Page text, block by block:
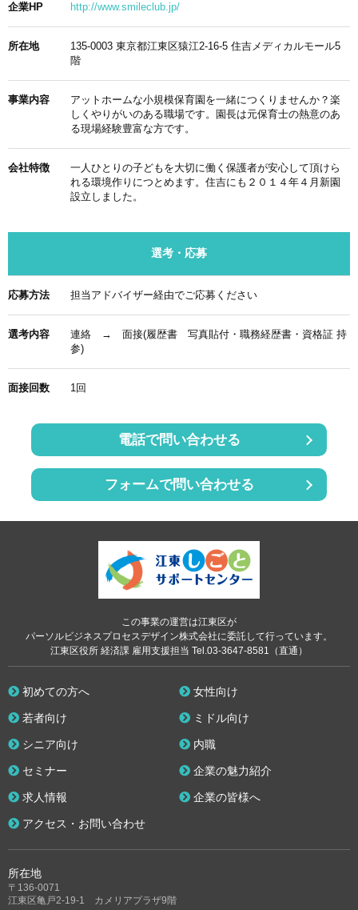
企業HP http://www.smileclub.jp/
所在地
135-0003 東京都江東区猿江2-16-5 住吉メディカルモール5
階
事業内容
アットホームな小規模保育園を一緒につくりませんか？楽
しくやりがいのある職場です。園長は元保育士の熱意のあ
る現場経験豊富な方です。
会社特徴
一人ひとりの子どもを大切に働く保護者が安心して頂けら
れる環境作りにつとめます。住吉にも２０１４年４月新園
設立しました。
選考・応募
応募方法 担当アドバイザー経由でご応募ください
選考内容
連絡 → 面接(履歴書 写真貼付・職務経歴書・資格証 持
参)
面接回数 1回
電話で問い合わせる
フォームで問い合わせる
この事業の運営は江東区が
パーソルビジネスプロセスデザイン株式会社に委託して行っています。
江東区役所 経済課 雇用支援担当 Tel.03-3647-8581（直通）
所在地
〒136-0071
江東区亀戸2-19-1 カメリアプラザ9階
初めての方へ 女性向け
若者向け ミドル向け
シニア向け 内職
セミナー 企業の魅力紹介
求人情報 企業の皆様へ
アクセス・お問い合わせ